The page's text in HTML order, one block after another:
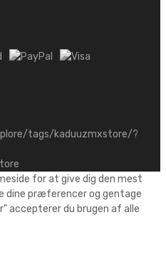
tags/kaduuzmxstore/?
for at give dig den mest
dine præferencer og gentage
accepterer du brugen af alle